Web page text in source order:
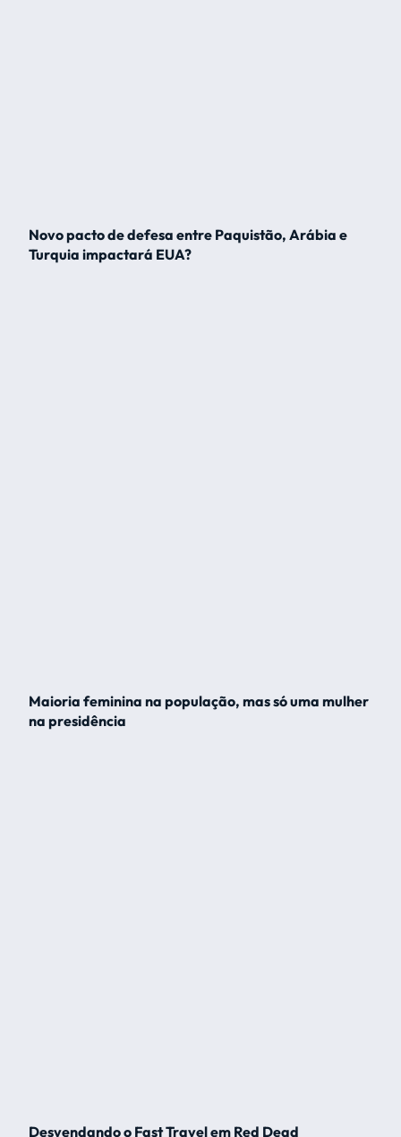
Novo pacto de defesa entre Paquistão, Arábia e
Turquia impactará EUA?
Maioria feminina na população, mas só uma mulher
na presidência
Desvendando o Fast Travel em Red Dead